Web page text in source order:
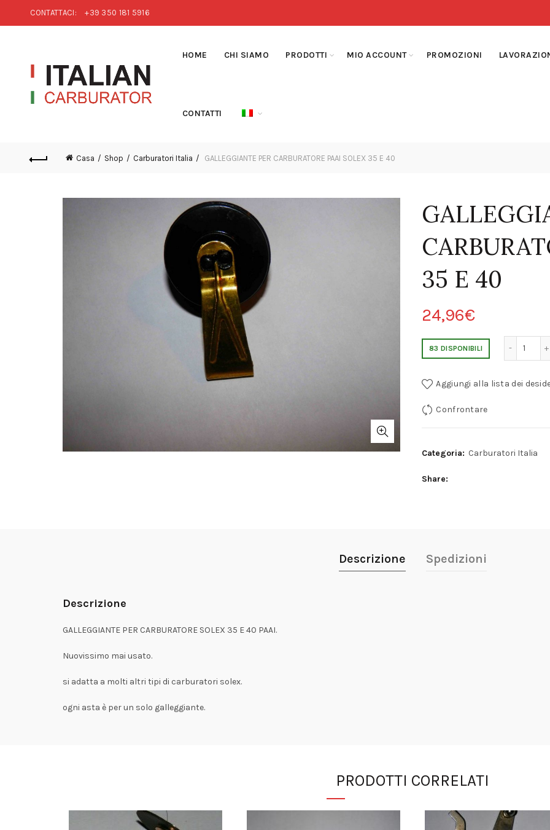
CONTATTACI: +39 350 181 5916
HOME CHI SIAMO PRODOTTI MIO ACCOUNT PROMOZIONI
CONTATTI
Casa Shop Carburatori Italia GALLEGGIANTE PER CARBURATORE PAAI SOLEX 35 E 40
35 E 40
24,96€
83 DISPONIBILI
GALLEGGIANTE PER CARBURATORE
Aggiungi alla lista dei
Confrontare
Categoria: Carburatori Italia
Share
Descrizione Spedizioni
Descrizione
GALLEGGIANTE PER CARBURATORE SOLEX 35 E 40 PAAI.
Nuovissimo mai usato.
si adatta a molti altri tipi di carburatori solex.
ogni asta è per un solo galleggiante.
PRODOTTI CORRELATI